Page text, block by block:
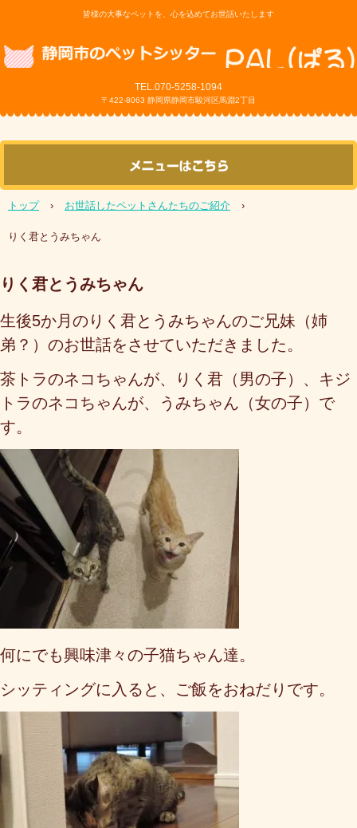
皆様の大事なペットを、心を込めてお世話いたします
TEL.070-5258-1094
〒422-8063 静岡県静岡市駿河区馬淵2丁目
トップ › お世話したペットさんたちのご紹介 ›
りく君とうみちゃん
りく君とうみちゃん
生後5か月のりく君とうみちゃんのご兄妹（姉
弟？）のお世話をさせていただきました。
茶トラのネコちゃんが、りく君（男の子）、キジ
トラのネコちゃんが、うみちゃん（女の子）で
す。
何にでも興味津々の子猫ちゃん達。
シッティングに入ると、ご飯をおねだりです。